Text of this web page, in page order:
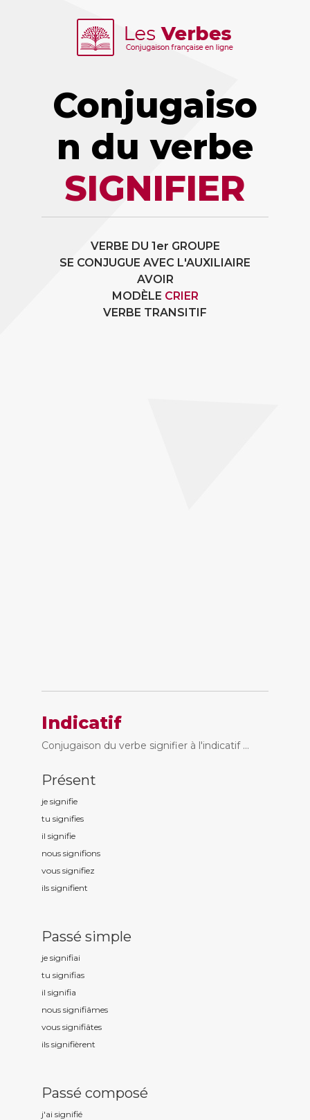
Conjugaiso
n du verbe
SIGNIFIER
VERBE DU 1er GROUPE
SE CONJUGUE AVEC L'AUXILIAIRE
AVOIR
MODÈLE CRIER
VERBE TRANSITIF
Indicatif
Conjugaison du verbe signifier à l'indicatif ...
Présent
je signifie
tu signifies
il signifie
nous signifions
vous signifiez
ils signifient
Passé simple
je signifiai
tu signifias
il signifia
nous signifiâmes
vous signifiâtes
ils signifièrent
Passé composé
j'ai signifié